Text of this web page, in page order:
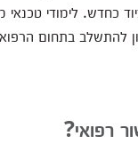
לימודי טכנאי
להתשלב בתחום
רפואי?